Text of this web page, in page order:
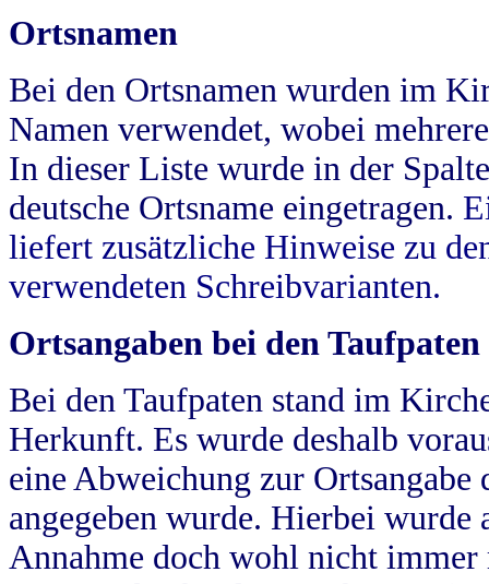
Ortsnamen
Bei den Ortsnamen wurden im
Namen verwendet, wobei
In dieser Liste wurde in der
deutsche Ortsname eingetragen.
liefert zusätzliche Hinweise zu
verwendeten Schreibvarianten.
Ortsangaben bei den Taufpaten
Bei den Taufpaten stand im
Herkunft. Es wurde deshalb
eine Abweichung zur
angegeben wurde. Hierbei wurde
Annahme doch wohl nicht